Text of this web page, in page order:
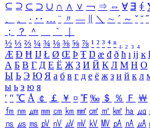
⊆ ⊇ ⊂ ⊃ ∪ ∩ ∧ ∨ ￢ ⇒ ⇔ ∀ ∃ ∮
、
。 · ‥ … ¨ 〃 ― ＼ ∼ ´ ～ ˇ ˘ ˝
；
？ ＾ ｀
½ ⅓ ⅔ ¼ ¾ ⅛ ⅜ ⅝ ⅞ ¹ ² ³ ⁴ ⁿ ₁ ₂ ₃ ₄
Æ Ð Ħ Ĳ Ł Ø Œ Þ Ŧ Ŋ æ đ ð ħ ı ĳ ĸ
А Б В Г Д Е Ё Ж З И Й К Л М Н О
Ы Ь Э Ю Я а б в г д е ё ж з и й к л
ы ь э ю я
′ ″ ℃ Å ￠ ￡ ￥ ¤ ℉ ‰ ＄ ％ Ｆ ￦
㎙ ㎚ ㎛ ㎜ ㎝ ㎞ ㎟ ㎠ ㎡ ㎢ ㏊ ㎍
㎱ ㎲ ㎳ ㎴ ㎵ ㎶ ㎷ ㎸ ㎹ ㎀ ㎁ ㎂